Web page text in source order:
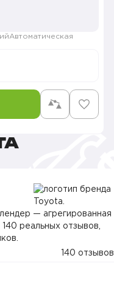
Автоматическая
— агрегированная
реальных отзывов,
140 отзывов